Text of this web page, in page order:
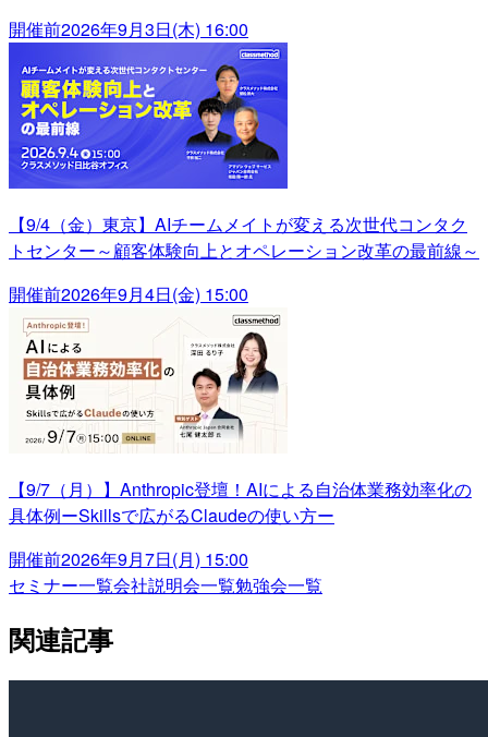
開催前2026年9月3日(木) 16:00
【9/4（金）東京】AIチームメイトが変える次世代コンタク
トセンター～顧客体験向上とオペレーション改革の最前線～
開催前2026年9月4日(金) 15:00
【9/7（月）】Anthropic登壇！AIによる自治体業務効率化の
具体例ーSkillsで広がるClaudeの使い方ー
開催前2026年9月7日(月) 15:00
セミナー一覧会社説明会一覧勉強会一覧
関連記事